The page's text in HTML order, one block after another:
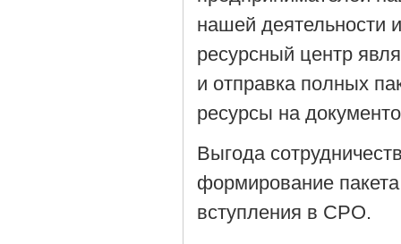
нашей деятельности
ресурсный центр
и отправка полных
ресурсы на
Выгода
формирование
вступления в СРО.